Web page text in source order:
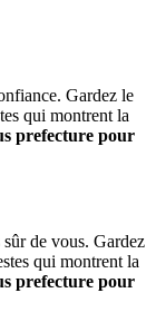
Gardez le
qui montrent la
prefecture pour
de vous. Gardez
qui montrent la
prefecture pour